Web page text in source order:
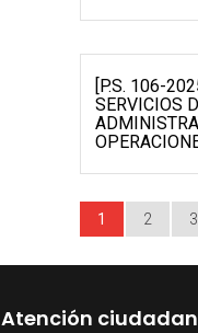
[P.S. 106-
SERVICIOS
1 2 3
Atención